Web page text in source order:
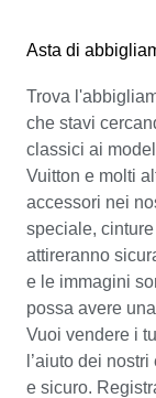
Asta di
Trova
che stavi
classici ai
Vuitton e molti
accessori nei
speciale,
attireranno
e le immagini
possa avere
Vuoi vendere i
l’aiuto dei
e sicuro.